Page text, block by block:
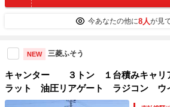
今あなたの他に8人が見
NEW 三菱ふそう
キャンター ３トン １台積みキャ
ラット 油圧リアゲート ラジコン ウ
ード 衝突軽減 ナビＴＶ バックカメ